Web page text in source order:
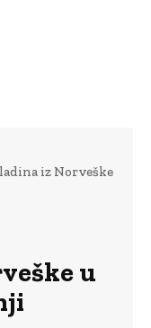
iz Norveške
u